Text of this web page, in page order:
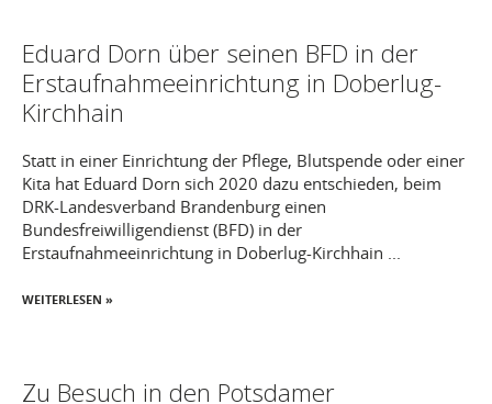
Eduard Dorn über seinen BFD in der
Erstaufnahmeeinrichtung in Doberlug-
Kirchhain
Statt in einer Einrichtung der Pflege, Blutspende oder einer
Kita hat Eduard Dorn sich 2020 dazu entschieden, beim
DRK-Landesverband Brandenburg einen
Bundesfreiwilligendienst (BFD) in der
Erstaufnahmeeinrichtung in Doberlug-Kirchhain ...
WEITERLESEN »
Zu Besuch in den Potsdamer